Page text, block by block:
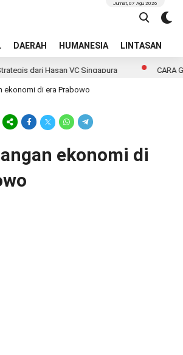
DAERAH HUMANESIA LINTASAN
Jumat, 07 Agu 2026
dari Hasan VC Singapura CARA
ekonomi di era Prabowo
ekonomi di